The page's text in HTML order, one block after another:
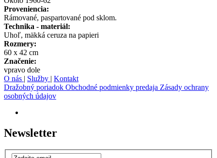
Proveniencia:
Rámované, paspartované pod sklom.
Technika - materiál:
Uhoľ, mäkká ceruza na papieri
Rozmery:
60 x 42 cm
Značenie:
vpravo dole
O nás | Služby | Kontakt
Dražobný poriadok Obchodné podmienky predaja Zásady ochrany
osobných údajov
Newsletter